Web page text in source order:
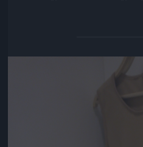
Jön